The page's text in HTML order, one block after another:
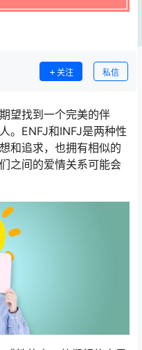
关注 私信
望找到一个完美的伴
。ENFJ和INFJ是两种性
和追求，也拥有相似的
之间的爱情关系可能会